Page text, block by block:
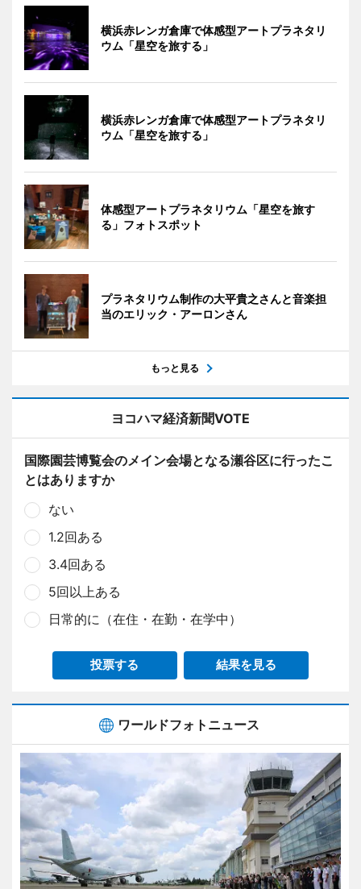
横浜赤レンガ倉庫で体感型アートプラネタリ
ウム「星空を旅する」
横浜赤レンガ倉庫で体感型アートプラネタリ
ウム「星空を旅する」
体感型アートプラネタリウム「星空を旅す
る」フォトスポット
プラネタリウム制作の大平貴之さんと音楽担
当のエリック・アーロンさん
もっと見る
ヨコハマ経済新聞VOTE
国際園芸博覧会のメイン会場となる瀬谷区に行ったこ
とはありますか
ない
1.2回ある
3.4回ある
5回以上ある
日常的に（在住・在勤・在学中）
投票する 結果を見る
ワールドフォトニュース